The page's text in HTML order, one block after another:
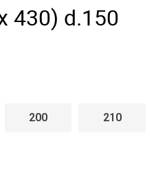
430) d.150
200 210